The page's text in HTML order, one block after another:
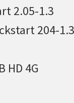
2.05-1.3
204-
HD 4G